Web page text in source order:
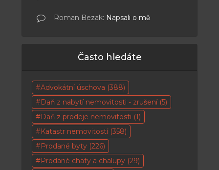
Roman Bezak: Napsali o mě
Často hledáte
Advokátní úschova (388)
Daň z nabytí nemovitosti - zrušení(5)
Daň z prodeje nemovitosti (1)
Katastr nemovitostí(358)
Prodané byty (226)
Prodané chaty a chalupy (29)